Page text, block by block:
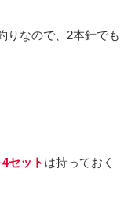
りなので、2本針でも
セット は持っておく